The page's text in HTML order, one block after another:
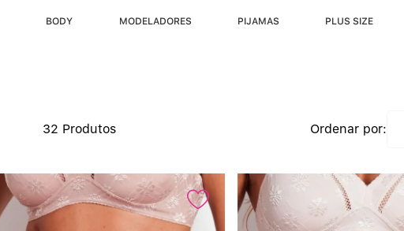
BODY MODELADORES PIJAMAS PLUS SIZE
32 Produtos
4º
5